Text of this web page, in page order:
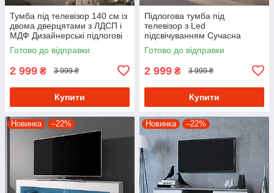
Тумба під телевізор 140 см із
двома дверцятами з ЛДСП і
МДФ Дизайнерські підлогові
тумби ТВ
Готово до відправки
2 999 ₴ 3 999 ₴
Купити
Підлогова тумба під
телевізор з Led
підсвічуванням Сучасна
стильна ТВ-тумба для
вітальні з МДФ фасадом 140
Готово до відправки
2 999 ₴ 3 999 ₴
Купити
Новинка –22% Новинка –22%